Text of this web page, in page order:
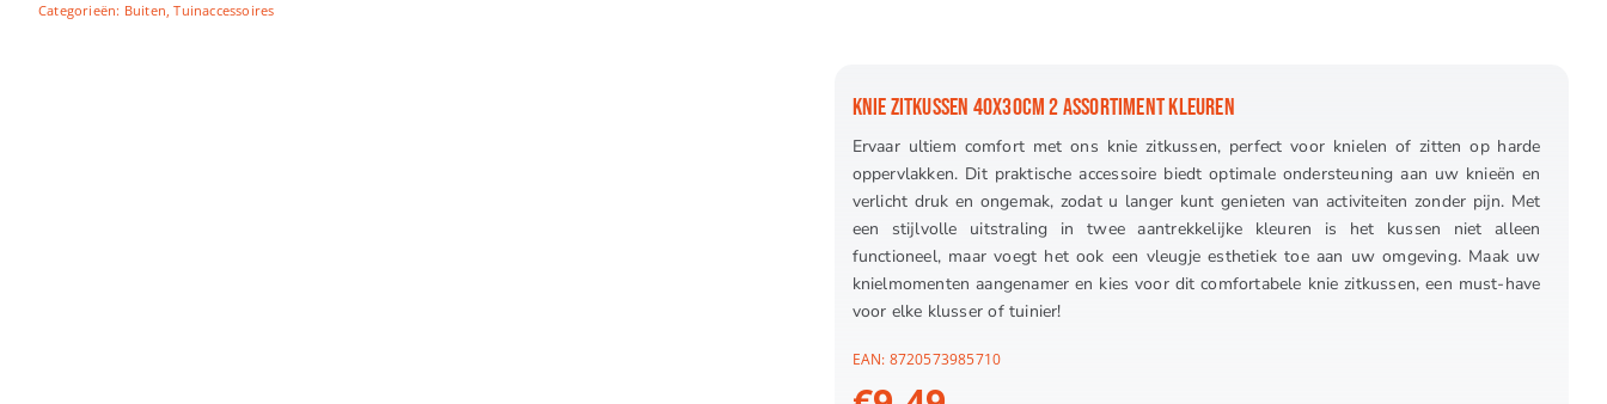
Categorieën: Buiten,Tuinaccessoires
KNIE ZITKUSSEN 40X30CM 2 ASSORTIMENT KLEUREN
Ervaar ultiem comfort met ons knie zitkussen, perfect voor knielen of zitten op harde
oppervlakken. Dit praktische accessoire biedt optimale ondersteuning aan uw knieën en
verlicht druk en ongemak, zodat u langer kunt genieten van activiteiten zonder pijn. Met
een stijlvolle uitstraling in twee aantrekkelijke kleuren is het kussen niet alleen
functioneel, maar voegt het ook een vleugje esthetiek toe aan uw omgeving. Maak uw
knielmomenten aangenamer en kies voor dit comfortabele knie zitkussen, een must-have
voor elke klusser of tuinier!
EAN: 8720573985710